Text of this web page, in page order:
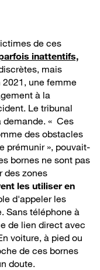
de ces
inattentifs,
mais
une femme
à la
Le tribunal
demande. « Ces
des obstacles
prémunir », pouvait-
bornes ne sont pas
des zones
les utiliser en
d'appeler les
Sans téléphone à
de lien direct avec
voiture, à pied ou
de ces bornes
doute.